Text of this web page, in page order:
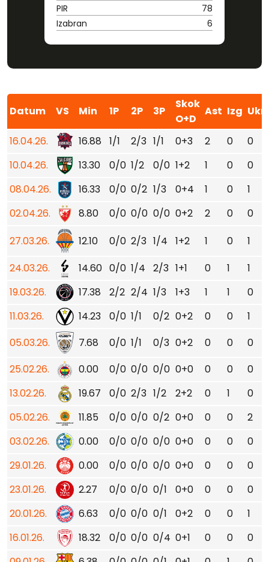
PIR
78
Izabran
6
Datum VS Min 1P 2P 3P
Skok
O+D
Ast Izg Ukr
16.04.26. 16.88 1/1 2/3 1/1 0+3 2 0
0
10.04.26.
13.30 0/0 1/2 0/0 1+2 1 0
0
08.04.26.
16.33 0/0 0/2 1/3 0+4 1 0
1
02.04.26.
8.80 0/0 0/0 0/0 0+2 2 0
0
27.03.26.
12.10 0/0 2/3 1/4 1+2 1 0
1
24.03.26.
14.60 0/0 1/4 2/3 1+1 0 1
1
19.03.26.
17.38 2/2 2/4 1/3 1+3 1 1
0
11.03.26.
14.23 0/0 1/1 0/2 0+2 0 0
1
05.03.26.
7.68 0/0 1/1 0/3 0+2 0 0
0
25.02.26.
0.00 0/0 0/0 0/0 0+0 0 0
0
13.02.26.
19.67 0/0 2/3 1/2 2+2 0 1
0
05.02.26.
11.85 0/0 0/0 0/2 0+0 0 0
2
03.02.26.
0.00 0/0 0/0 0/0 0+0 0 0
0
29.01.26.
0.00 0/0 0/0 0/0 0+0 0 0
0
23.01.26.
2.27 0/0 0/0 0/1 0+0 0 0
0
20.01.26.
6.63 0/0 0/0 0/1 0+2 0 0
1
16.01.26.
18.32 0/0 0/0 0/4 0+1 0 0
0